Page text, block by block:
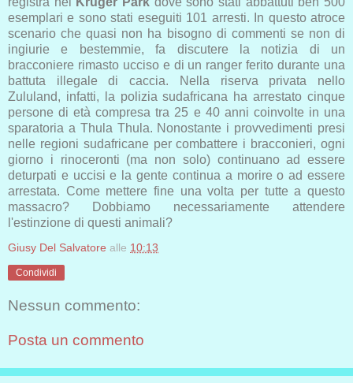
esemplari e sono stati eseguiti 101 arresti. In questo atroce
scenario che quasi non ha bisogno di commenti se non di
ingiurie e bestemmie, fa discutere la notizia di un
bracconiere rimasto ucciso e di un ranger ferito durante una
battuta illegale di caccia.
Nella riserva privata nello
Zululand, infatti, la polizia sudafricana ha arrestato cinque
persone di età compresa tra 25 e 40 anni coinvolte in una
sparatoria a Thula Thula. Nonostante i provvedimenti presi
nelle regioni sudafricane per combattere i bracconieri, ogni
giorno i rinoceronti (ma non solo) continuano ad essere
deturpati e uccisi e la gente continua a morire o ad essere
arrestata. Come mettere fine una volta per tutte a questo
massacro? Dobbiamo necessariamente attendere
l'estinzione di questi animali?
Giusy Del Salvatore alle 10:13
Condividi
Nessun commento:
Posta un commento